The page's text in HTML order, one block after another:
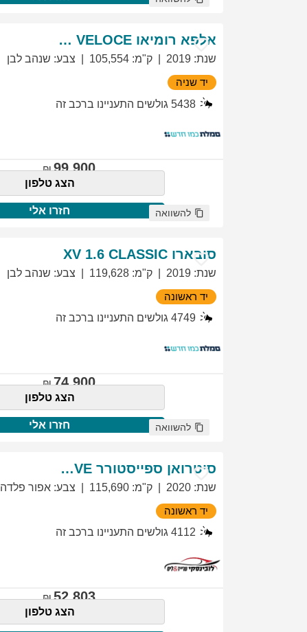
אלפא רומיאו GIULIETTA VELOCE
שנת:
2019 ק"מ:
105,554 צבע: שנהב לבן
יד שניה
5438 גולשים התעניינו ברכב זה
99,900
הצג טלפון
חזרו אלי להשוואה
סובארו XV 1.6 CLASSIC
שנת:
2019 ק"מ:
119,628 צבע: שנהב לבן
יד ראשונה
4749 גולשים התעניינו ברכב זה
74,900
הצג טלפון
חזרו אלי להשוואה
סיטרואן ספייסטורר EXCLUSIVE
שנת:
2020 ק"מ:
115,690 צבע: אפור פלדה
יד ראשונה
4112 גולשים התעניינו ברכב זה
52,803
הצג טלפון